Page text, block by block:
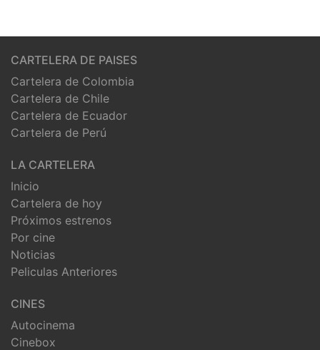
CARTELERA DE PAISES
Cartelera de Colombia
Cartelera de Chile
Cartelera de Ecuador
Cartelera de Perú
LA CARTELERA
Inicio
Cartelera de hoy
Próximos estrenos
Por cine
Noticias
Peliculas Anteriores
CINES
Autocinema
Cinebox